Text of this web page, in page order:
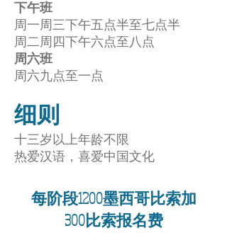
​​​下午班
周一周三下午五点半至七点半
周二周四下午六点至八点
​周六班
周六九点至一点
细则
十三岁以上年龄不限
热爱汉语，喜爱中国文化
每阶段1200墨西哥比索加
300比索报名费